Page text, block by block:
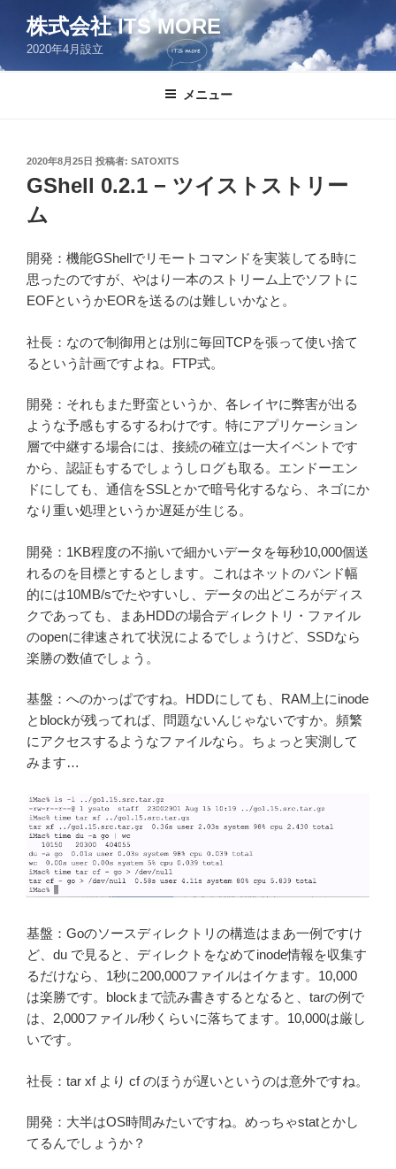
ン
株式会社 ITS MORE
2020年4月設立
メニュー
投
稿
日:
2020年8月25日 投稿者: SATOXITS
GShell 0.2.1 − ツイストストリー
ム
開発：機能GShellでリモートコマンドを実装してる時に
思ったのですが、やはり一本のストリーム上でソフトに
EOFというかEORを送るのは難しいかなと。
社長：なので制御用とは別に毎回TCPを張って使い捨て
るという計画ですよね。FTP式。
開発：それもまた野蛮というか、各レイヤに弊害が出る
ような予感もするするわけです。特にアプリケーション
層で中継する場合には、接続の確立は一大イベントです
から、認証もするでしょうしログも取る。エンドーエン
ドにしても、通信をSSLとかで暗号化するなら、ネゴにか
なり重い処理というか遅延が生じる。
開発：1KB程度の不揃いで細かいデータを毎秒10,000個送
れるのを目標とするとします。これはネットのバンド幅
的には10MB/sでたやすいし、データの出どころがディス
クであっても、まあHDDの場合ディレクトリ・ファイル
のopenに律速されて状況によるでしょうけど、SSDなら
楽勝の数値でしょう。
基盤：へのかっぱですね。HDDにしても、RAM上にinode
とblockが残ってれば、問題ないんじゃないですか。頻繁
にアクセスするようなファイルなら。ちょっと実測して
みます…
基盤：Goのソースディレクトリの構造はまあ一例ですけ
ど、du で見ると、ディレクトをなめてinode情報を収集す
るだけなら、1秒に200,000ファイルはイケます。10,000
は楽勝です。blockまで読み書きするとなると、tarの例で
は、2,000ファイル/秒くらいに落ちてます。10,000は厳し
いです。
社長：tar xf より cf のほうが遅いというのは意外ですね。
開発：大半はOS時間みたいですね。めっちゃstatとかし
てるんでしょうか？